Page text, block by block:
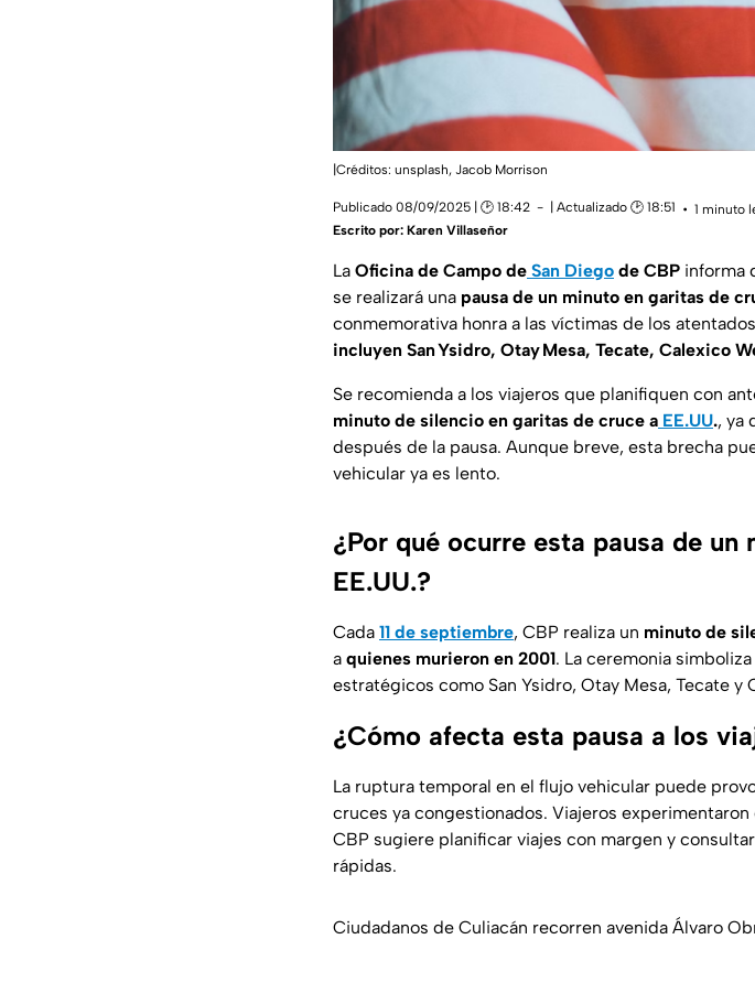
|Créditos: unsplash, Jacob Morrison
Publicado 08/09/2025 | 🕑 18:42 | Actualizado 🕑 18:51
1 minuto
Escrito por: Karen Villaseñor
La Oficina de Campo de San Diego de CBP informa
se realizará una pausa de un minuto en garitas de
conmemorativa honra a las víctimas de los
incluyen San Ysidro, Otay Mesa, Tecate, Calexico
Se recomienda a los viajeros que planifiquen con
minuto de silencio en garitas de cruce a EE.UU., ya
después de la pausa. Aunque breve, esta brecha
vehicular ya es lento.
¿Por qué ocurre esta pausa de
EE.UU.?
Cada 11 de septiembre, CBP realiza un minuto de
a quienes murieron en 2001. La ceremonia
estratégicos como San Ysidro, Otay Mesa, Tecate y
¿Cómo afecta esta pausa a los
La ruptura temporal en el flujo vehicular puede
cruces ya congestionados. Viajeros experimentaron
CBP sugiere planificar viajes con margen y consultar
rápidas.
Ciudadanos de Culiacán recorren avenida Álvaro